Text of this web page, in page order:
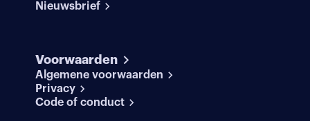
Nieuwsbrief
Voorwaarden
Algemene voorwaarden
Privacy
Code of conduct